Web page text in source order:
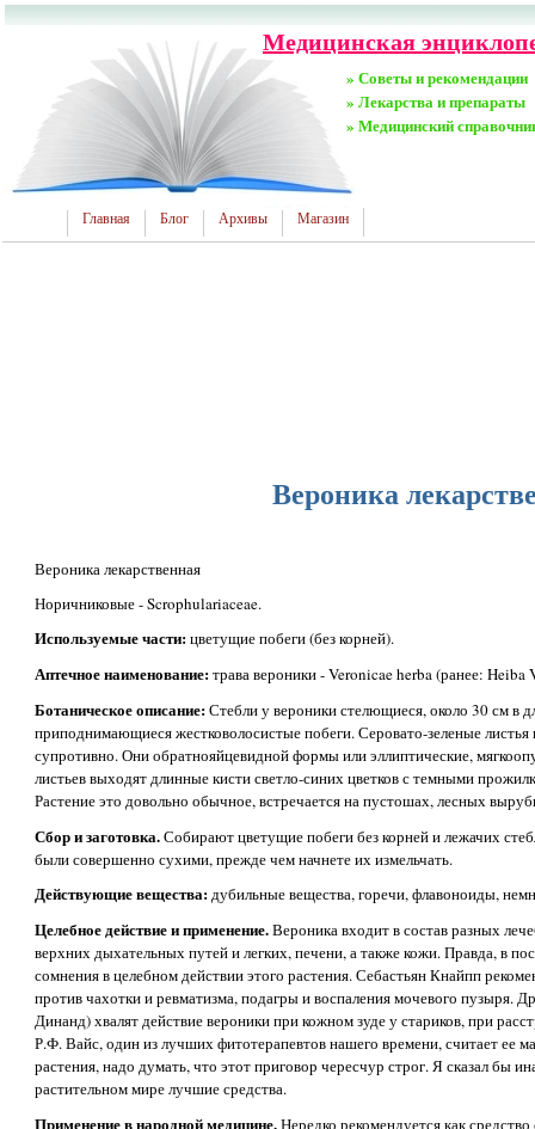
Медицинская
» Советы и рекомендации
» Лекарства и препараты
» Медицинский
Главная Блог Архивы Магазин
Вероника
Вероника лекарственная
Норичниковые - Scrophulariaceae.
Используемые части:цветущие побеги (без корней).
Аптечное наименование:трава вероники - Veronicae herba (ранее: Heiba
Ботаническое описание:Стебли у вероники стелющиеся, около 30 см в
приподнимающиеся жестковолосистые побеги. Серовато-зеленые
супротивно. Они обратнояйцевидной формы или эллиптические,
листьев выходят длинные кисти светло-синих цветков с темными
Растение это довольно обычное, встречается на пустошах, лесных
Сбор и заготовка.Собирают цветущие побеги без корней и лежачих
были совершенно сухими, прежде чем начнете их измельчать.
Действующие вещества:дубильные вещества, горечи, флавоноиды,
Целебное действие и применение.Вероника входит в состав разных
верхних дыхательных путей и легких, печени, а также кожи. Правда, в
сомнения в целебном действии этого растения. Себастьян Кнайпп
против чахотки и ревматизма, подагры и воспаления мочевого пузыря.
Динанд) хвалят действие вероники при кожном зуде у стариков, при
Р.Ф. Вайс, один из лучших фитотерапевтов нашего времени, считает ее
растения, надо думать, что этот приговор чересчур строг. Я сказал бы
растительном мире лучшие средства.
Применение в народной медицине.Нередко рекомендуется как